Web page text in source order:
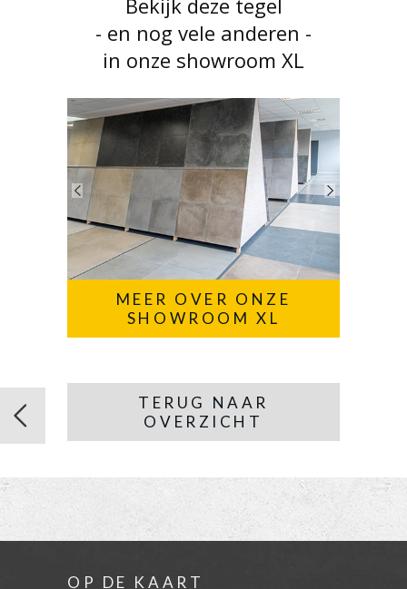
- en nog vele anderen -
in onze showroom XL
MEER OVER ONZE
SHOWROOM XL
TERUG NAAR
OVERZICHT
OP DE KAART